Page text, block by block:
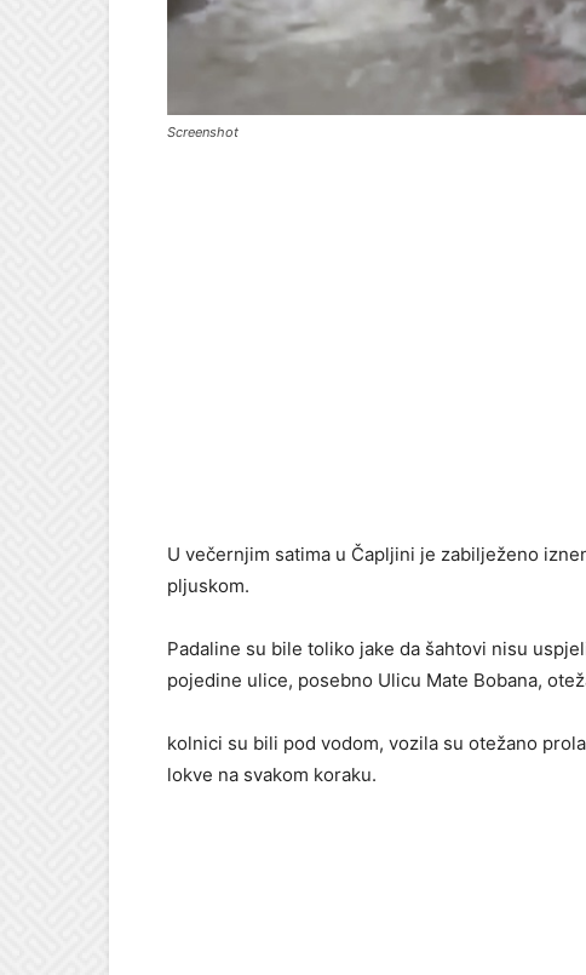
Screenshot
U večernjim satima u Čapljini je zabilježeno
pljuskom.
Padaline su bile toliko jake da šahtovi nisu
pojedine ulice, posebno Ulicu Mate Bobana,
kolnici su bili pod vodom, vozila su otežano
lokve na svakom koraku.